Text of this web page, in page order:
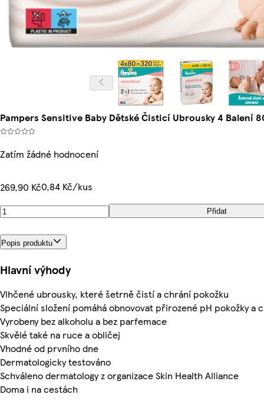
Pampers Sensitive Baby Dětské Čisticí Ubrousky 4 Balení
Zatím žádné hodnocení
269,90 Kč0,84 Kč/kus
Přidat
Popis produktu
Hlavní výhody
Vlhčené ubrousky, které šetrně čistí a chrání pokožku
Speciální složení pomáhá obnovovat přirozené pH pokožky a
Vyrobeny bez alkoholu a bez parfemace
Skvělé také na ruce a obličej
Vhodné od prvního dne
Dermatologicky testováno
Schváleno dermatology z organizace Skin Health Alliance
Doma i na cestách